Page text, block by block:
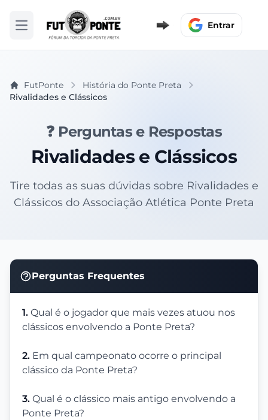
Abrir menu Entrar
FutPonte
História do Ponte Preta
Rivalidades e Clássicos
❓ Perguntas e Respostas
Rivalidades e Clássicos
Tire todas as suas dúvidas sobre Rivalidades e
Clássicos do Associação Atlética Ponte Preta
Perguntas Frequentes
1. Qual é o jogador que mais vezes atuou nos
clássicos envolvendo a Ponte Preta?
2. Em qual campeonato ocorre o principal
clássico da Ponte Preta?
3. Qual é o clássico mais antigo envolvendo a
Ponte Preta?